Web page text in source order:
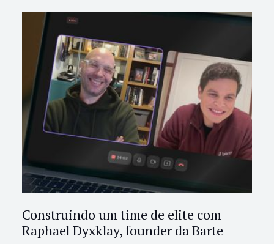
Construindo um time de elite com
Raphael Dyxklay, founder da Barte